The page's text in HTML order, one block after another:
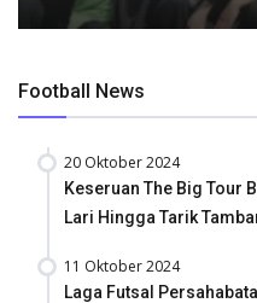
Football News
20 Oktober 2024
Keseruan The Big Tour
Lari Hingga Tarik
11 Oktober 2024
Laga Futsal